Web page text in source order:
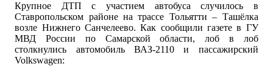
Крупное ДТП с участием автобуса случилось в
Ставропольском районе на трассе Тольятти – Ташёлка
возле Нижнего Санчелеево. Как сообщили газете в ГУ
МВД России по Самарской области, лоб в лоб
столкнулись автомобиль ВАЗ-2110 и пассажирский
Volkswagen: